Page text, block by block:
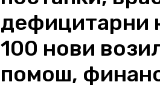
дефицитарни
100 нови
помош,